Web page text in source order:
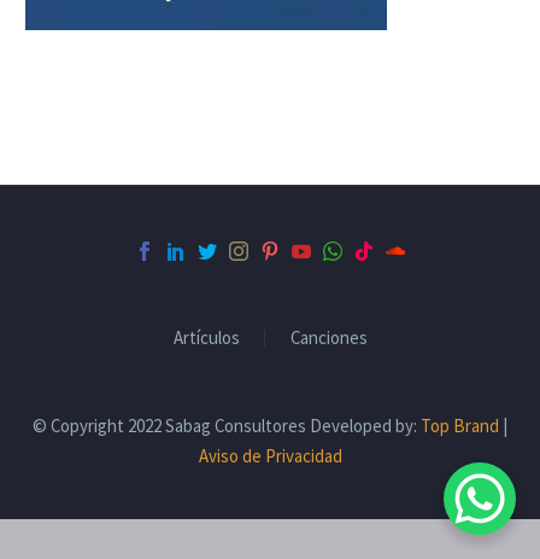
Artículos Canciones
© Copyright 2022 Sabag Consultores Developed by: Top Brand |
Aviso de Privacidad